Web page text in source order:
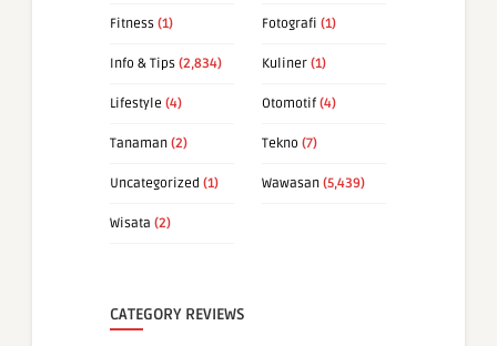
Fitness (1) Fotografi (1)
Info & Tips (2,834) Kuliner (1)
Lifestyle (4) Otomotif (4)
Tanaman (2) Tekno (7)
Uncategorized (1) Wawasan (5,439)
Wisata (2)
CATEGORY REVIEWS